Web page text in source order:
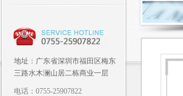
地址：广东省深圳市福田区梅东
三路水木澜山居二栋商业一层
电话：0755-25907822